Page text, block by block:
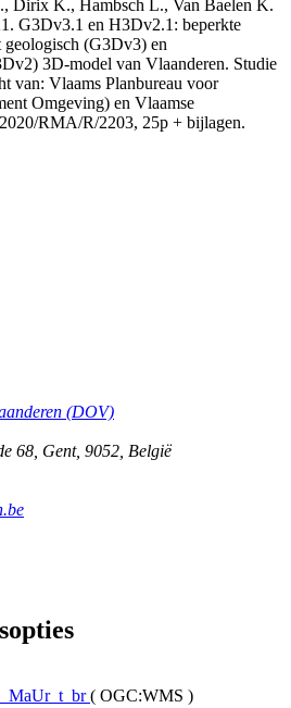
Dirix K., Hambsch L., Van Baelen K.
G3Dv3.1 en H3Dv2.1: beperkte
geologisch (G3Dv3) en
3D-model van Vlaanderen. Studie
van: Vlaams Planbureau voor
Omgeving) en Vlaamse
RMA/R/2203, 25p + bijlagen.
(DOV)
68, Gent, 9052, België
( OGC:WMS )